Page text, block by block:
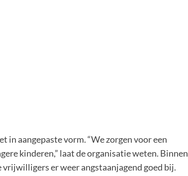
in aangepaste vorm. “We zorgen voor een
kinderen,” laat de organisatie weten. Binnen
er weer angstaanjagend goed bij.